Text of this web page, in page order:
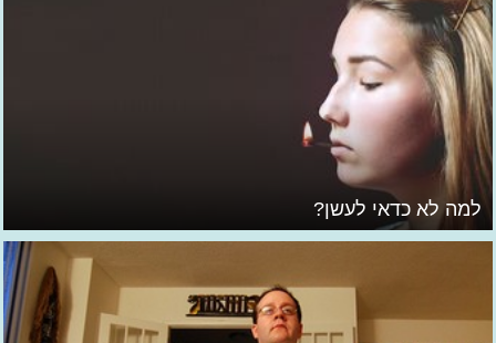
למה לא כדאי לעשן?